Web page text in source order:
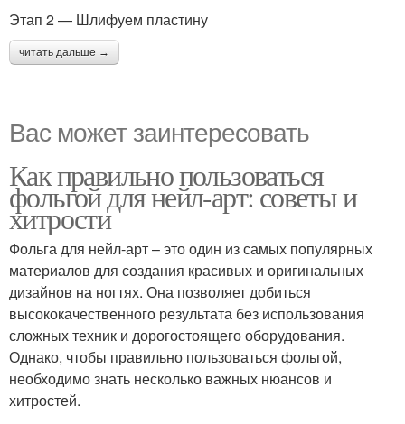
Этап 2 — Шлифуем пластину
читать дальше →
Вас может заинтересовать
Как правильно пользоваться
фольгой для нейл-арт: советы и
хитрости
Фольга для нейл-арт – это один из самых популярных
материалов для создания красивых и оригинальных
дизайнов на ногтях. Она позволяет добиться
высококачественного результата без использования
сложных техник и дорогостоящего оборудования.
Однако, чтобы правильно пользоваться фольгой,
необходимо знать несколько важных нюансов и
хитростей.